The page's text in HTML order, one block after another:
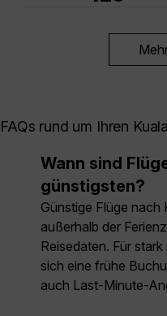
FAQs rund um Ihren
Wann sind
günstigsten?
Günstige Flüge nach
außerhalb der
Reisedaten. Für
sich eine frühe
auch Last-Minute-